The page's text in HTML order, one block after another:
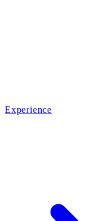
Experience